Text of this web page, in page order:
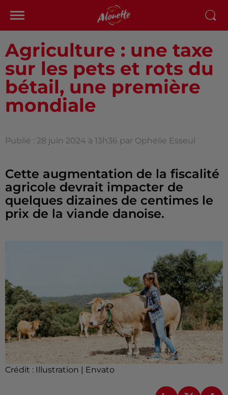
Agriculture : une taxe
sur les pets et rots du
bétail, une première
mondiale
Publié : 28 juin 2024 à 13h36 par Ophélie Esseul
Cette augmentation de la fiscalité
agricole devrait impacter de
quelques dizaines de centimes le
prix de la viande danoise.
Crédit : Illustration | Envato